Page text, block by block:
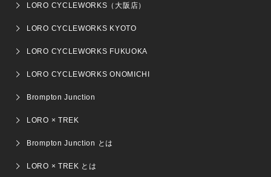
LORO CYCLEWORKS（大阪店）
LORO CYCLEWORKS KYOTO
LORO CYCLEWORKS FUKUOKA
LORO CYCLEWORKS ONOMICHI
Brompton Junction
LORO × TREK
Brompton Junction とは
LORO × TREK とは